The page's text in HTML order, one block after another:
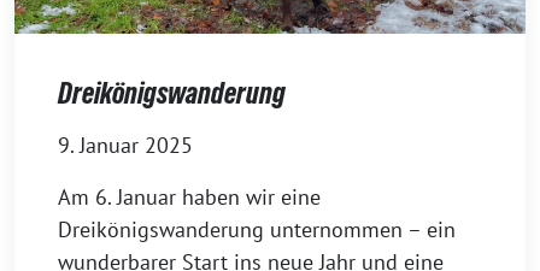
Dreikönigswanderung
9. Januar 2025
Am 6. Januar haben wir eine
Dreikönigswanderung unternommen – ein
wunderbarer Start ins neue Jahr und eine